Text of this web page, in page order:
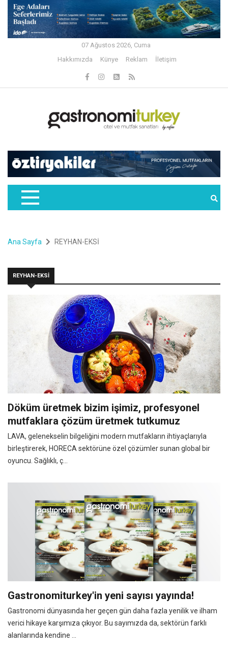
07 Ağustos 2026, Cuma
Hakkımızda
Künye Reklam İletişim
Ana Sayfa REYHAN-EKSİ
REYHAN-EKSİ
Döküm üretmek bizim işimiz, profesyonel
mutfaklara çözüm üretmek tutkumuz
LAVA, gelenekselin bilgeliğini modern mutfakların ihtiyaçlarıyla
birleştirerek, HORECA sektörüne özel çözümler sunan global bir
oyuncu. Sağlıklı, ç...
Gastronomiturkey'in yeni sayısı yayında!
Gastronomi dünyasında her geçen gün daha fazla yenilik ve ilham
verici hikaye karşımıza çıkıyor. Bu sayımızda da, sektörün farklı
alanlarında kendine ...